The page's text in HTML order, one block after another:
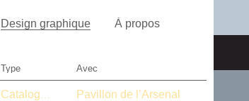
Design graphique À propos
Type Avec
Pavillon de l’Arsenal